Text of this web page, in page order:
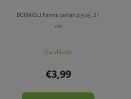
BORMIOLI Parma tanier plytký, 31
cm
Na sklade
€3,99